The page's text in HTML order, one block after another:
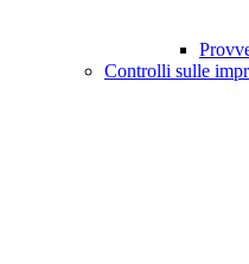
Controlli sulle